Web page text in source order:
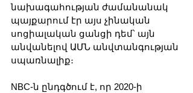
նախագահության ժամանանակ
պայքարում էր այս չինական
սոցիալական ցանցի դեմ՝ այն
անվանելով ԱՄՆ անվտանգության
սպառնալիք։
NBC-ն ընդգծում է, որ 2020-ի